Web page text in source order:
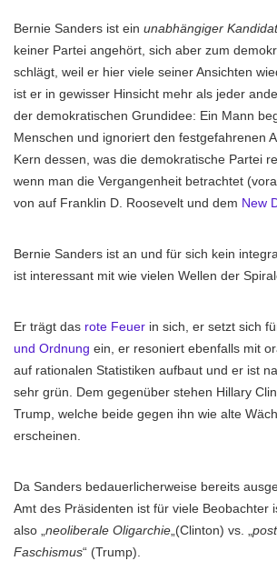
Bernie Sanders ist ein unabhängiger Kandidat
keiner Partei angehört, sich aber zum
schlägt, weil er hier viele seiner Ansichten
ist er in gewisser Hinsicht mehr als jeder
der demokratischen Grundidee: Ein Mann
Menschen und ignoriert den festgefahrenen
Kern dessen, was die demokratische Partei
wenn man die Vergangenheit betrachtet
von auf Franklin D. Roosevelt und dem New
Bernie Sanders ist an und für sich kein
ist interessant mit wie vielen Wellen der
Er trägt das rote Feuer in sich, er setzt sich
und Ordnung ein, er resoniert ebenfalls mit
auf rationalen Statistiken aufbaut und er ist
sehr grün. Dem gegenüber stehen Hillary
Trump, welche beide gegen ihn wie alte
erscheinen.
Da Sanders bedauerlicherweise bereits
Amt des Präsidenten ist für viele Beobachter
also „neoliberale Oligarchie„(Clinton) vs. „
Faschismus“ (Trump).